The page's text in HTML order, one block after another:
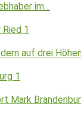
im…
auf drei
Mark